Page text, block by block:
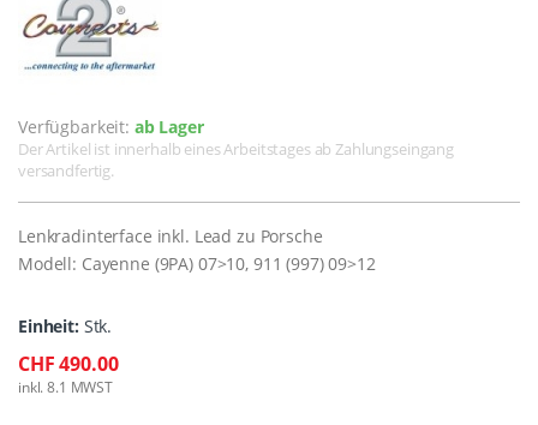
Verfügbarkeit: ab Lager
Der Artikel ist innerhalb eines Arbeitstages ab Zahlungseingang
versandfertig.
Lenkradinterface inkl. Lead zu Porsche
Modell: Cayenne (9PA) 07>10, 911 (997) 09>12
Einheit: Stk.
CHF 490.00
inkl. 8.1 MWST